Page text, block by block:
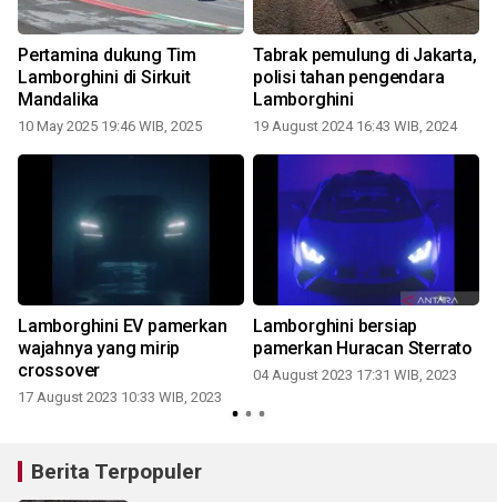
Pertamina dukung Tim
Lamborghini di Sirkuit
Mandalika
10 May 2025 19:46 WIB, 2025
Tabrak pemulung di Jakarta,
polisi tahan pengendara
Lamborghini
19 August 2024 16:43 WIB, 2024
Lamborghini EV pamerkan
wajahnya yang mirip
crossover
17 August 2023 10:33 WIB, 2023
Lamborghini bersiap
pamerkan Huracan Sterrato
04 August 2023 17:31 WIB, 2023
Berita Terpopuler